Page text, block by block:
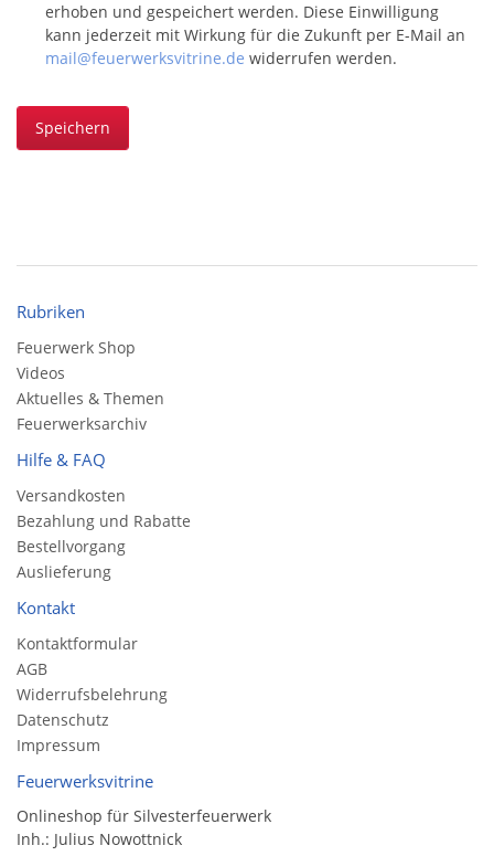
erhoben und gespeichert werden. Diese Einwilligung
kann jederzeit mit Wirkung für die Zukunft per E-Mail an
mail@feuerwerksvitrine.de widerrufen werden.
Speichern
Rubriken
Feuerwerk Shop
Videos
Aktuelles & Themen
Feuerwerksarchiv
Hilfe & FAQ
Versandkosten
Bezahlung und Rabatte
Bestellvorgang
Auslieferung
Kontakt
Kontaktformular
AGB
Widerrufsbelehrung
Datenschutz
Impressum
Feuerwerksvitrine
Onlineshop für Silvesterfeuerwerk
Inh.: Julius Nowottnick